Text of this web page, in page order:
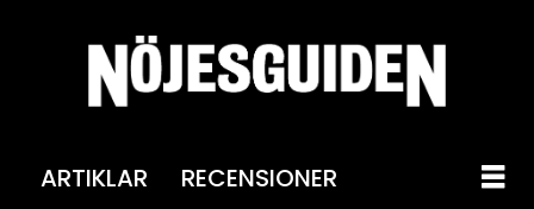
ARTIKLAR RECENSIONER